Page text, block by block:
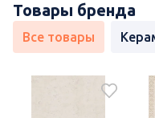
Товары бренда
Все товары